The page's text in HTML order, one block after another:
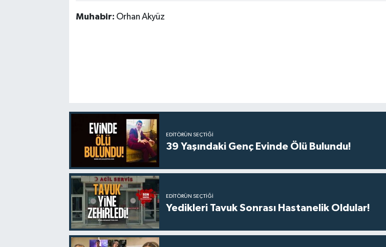
Muhabir: Orhan Akyüz
EDITÖRÜN SEÇTIĞI
39 Yaşındaki Genç Evinde Ölü Bulundu!
EDITÖRÜN SEÇTIĞI
Yedikleri Tavuk Sonrası Hastanelik Oldular!